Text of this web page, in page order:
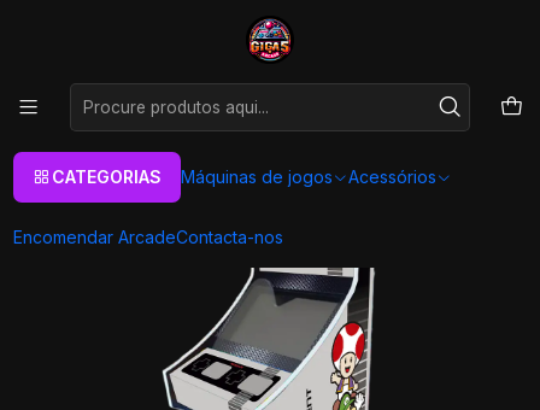
CATEGORIAS Máquinas de jogos Acessórios
Encomendar ArcadeContacta-nos
As melhores máquinas de jogos Arcade Personalizadas
Arcade XL - Nes